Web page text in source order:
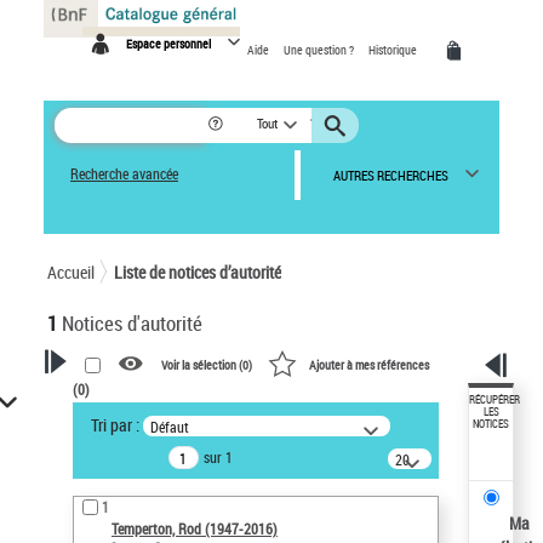
Espace personnel Aide Une question ? Historique
Tout
Recherche avancée AUTRES RECHERCHES
Accueil Liste de notices d’autorité
1 Notices d'autorité
VOTRE RECHERCHE
Recherche avancée dans les
notices d’autorité
Œuvres liées à l'auteur :
Temperton, Rod (1947-2016)
Voir la sélection (0) Ajouter à mes références
(0)
Tri par : Défaut
sur 1
20
résultats/page
1
Temperton, Rod (1947-2016)
RÉCUPÉRER
LES
NOTICES
Ma
Panneau de gestion des cookies